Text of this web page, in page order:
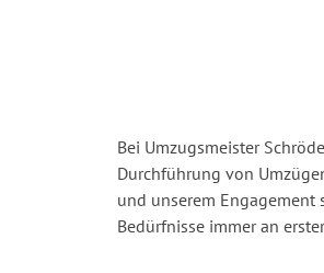
Bei Umzugsmeister
Durchführung von
und unserem Engagement
Bedürfnisse immer an